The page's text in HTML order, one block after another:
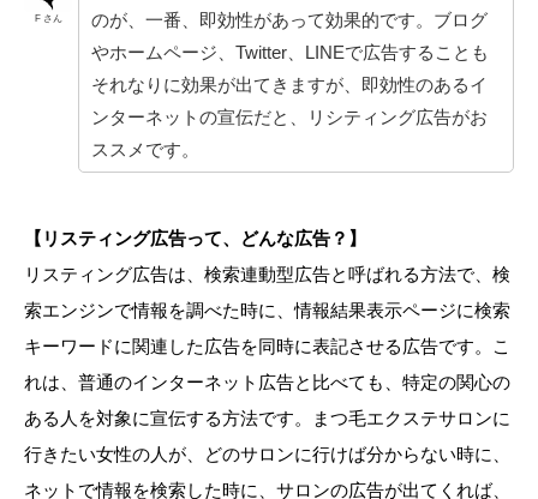
F さん
のが、一番、即効性があって効果的です。ブログ
やホームページ、Twitter、LINEで広告することも
それなりに効果が出てきますが、即効性のあるイ
ンターネットの宣伝だと、リシティング広告がお
ススメです。
【リスティング広告って、どんな広告？】
リスティング広告は、検索連動型広告と呼ばれる方法で、検
索エンジンで情報を調べた時に、情報結果表示ページに検索
キーワードに関連した広告を同時に表記させる広告です。こ
れは、普通のインターネット広告と比べても、特定の関心の
ある人を対象に宣伝する方法です。まつ毛エクステサロンに
行きたい女性の人が、どのサロンに行けば分からない時に、
ネットで情報を検索した時に、サロンの広告が出てくれば、